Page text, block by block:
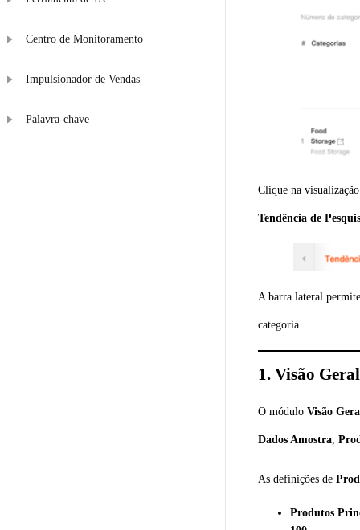
Centro de Monitoramento
Impulsionador de Vendas
Palavra-chave
Clique na
Tendência de
A barra lateral
categoria.
1. Visão
O módulo Visão
Dados Amostra
As definições de
Produtos